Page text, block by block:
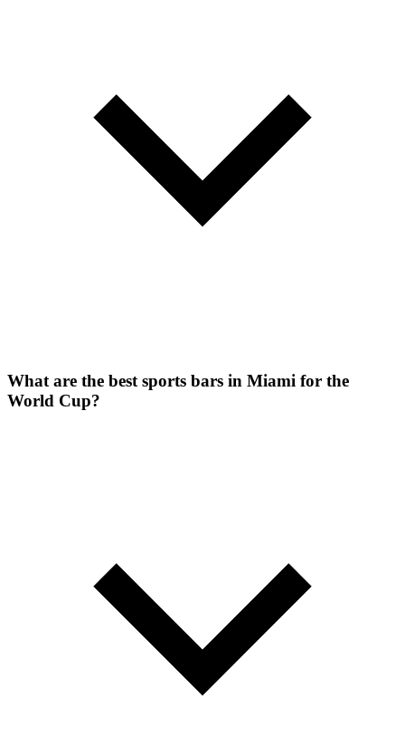
What are the best sports bars in Miami for the
World Cup?